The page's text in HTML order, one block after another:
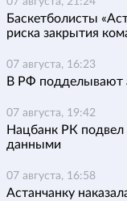
Баскетболисты
риска закрытия
07 августа, 16:23
В РФ подделывают
07 августа, 19:42
Нацбанк РК подвел
данными
07 августа, 16:58
Астанчанку